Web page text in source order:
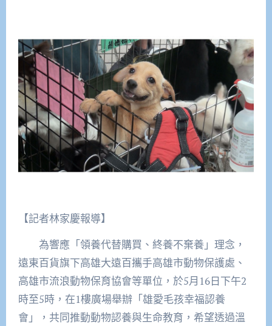
【記者林家慶報導】
為響應「領養代替購買、終養不棄養」理念，
遠東百貨旗下高雄大遠百攜手高雄市動物保護處、
高雄市流浪動物保育協會等單位，於5月16日下午2
時至5時，在1樓廣場舉辦「雄愛毛孩幸福認養
會」，共同推動動物認養與生命教育，希望透過溫